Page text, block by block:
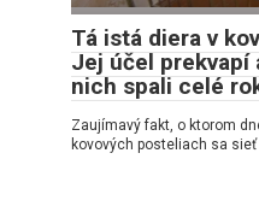
Tá istá diera v
Jej účel prekvapí
nich spali celé
Zaujímavý fakt, o ktorom
kovových posteliach sa sieť